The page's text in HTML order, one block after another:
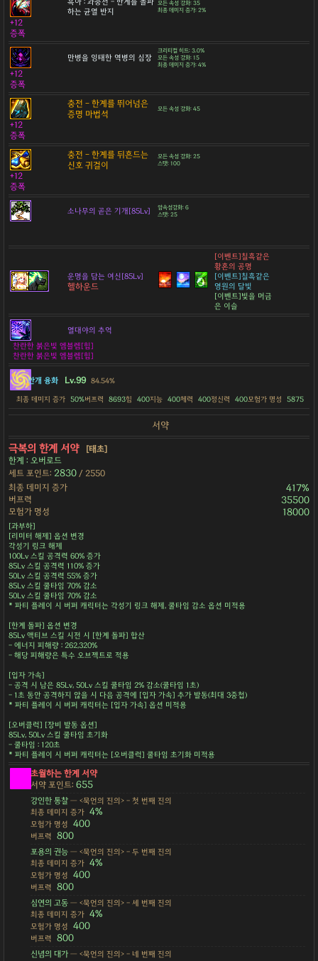
하는 균열 반지
모든 속성 강화: 35
최종 데미지 증가: 2%
+12
증폭
만병을 잉태한 역병의 심장
크리티컬 히트: 3.0%
모든 속성 강화: 15
최종 데미지 증가: 4%
+12
증폭
충전 - 한계를 뛰어넘은
증명 마법석
모든 속성 강화: 45
+12
증폭
충전 - 한계를 뒤흔드는
신호 귀걸이
모든 속성 강화: 25
스탯: 100
+12
증폭
소나무의 곧은 기개[85Lv]
암속성강화: 6
스탯: 25
운명을 담는 여신[85Lv]
헬하운드
[이벤트]칠흑같은
황혼의 공명
[이벤트]칠흑같은
영원의 달빛
[이벤트]빛을 머금
은 이슬
열대야의 추억
찬란한 붉은빛 엠블렘[힘]
찬란한 붉은빛 엠블렘[힘]
안개 융화 Lv.99 84.54%
최종 데미지 증가 50%버프력 8693힘 400지능 400체력 400정신력 400모험가 명성 5875
서약
극복의 한계 서약
[태초]
한계 : 오버로드
세트 포인트: 2830 / 2550
최종 데미지 증가
417%
버프력 35500
모험가 명성 18000
[과부하]
[리미터 해제] 옵션 변경
각성기 링크 해제
100Lv 스킬 공격력 60% 증가
85Lv 스킬 공격력 110% 증가
50Lv 스킬 공격력 55% 증가
85Lv 스킬 쿨타임 70% 감소
50Lv 스킬 쿨타임 70% 감소
* 파티 플레이 시 버퍼 캐릭터는 각성기 링크 해제, 쿨타임 감소 옵션 미적용
[한계 돌파] 옵션 변경
85Lv 액티브 스킬 시전 시 [한계 돌파] 합산
- 에너지 피해량 : 262,320%
- 해당 피해량은 특수 오브젝트로 적용
[입자 가속]
- 공격 시 남은 85Lv, 50Lv 스킬 쿨타임 2% 감소(쿨타임 1초)
- 1초 동안 공격하지 않을 시 다음 공격에 [입자 가속] 추가 발동(최대 3중첩)
* 파티 플레이 시 버퍼 캐릭터는 [입자 가속] 옵션 미적용
[오버클럭] [장비 발동 옵션]
85Lv, 50Lv 스킬 쿨타임 초기화
- 쿨타임 : 120초
* 파티 플레이 시 버퍼 캐릭터는 [오버클럭] 쿨타임 초기화 미적용
초월하는 한계 서약
서약 포인트:655
강인한 통찰— <묵언의 진의> - 첫 번째 진의
최종 데미지 증가 4%
모험가 명성 400
버프력 800
포용의 권능— <묵언의 진의> - 두 번째 진의
최종 데미지 증가 4%
모험가 명성 400
버프력 800
심연의 고동— <묵언의 진의> - 세 번째 진의
최종 데미지 증가 4%
모험가 명성 400
버프력 800
신념의 대가— <묵언의 진의> - 네 번째 진의